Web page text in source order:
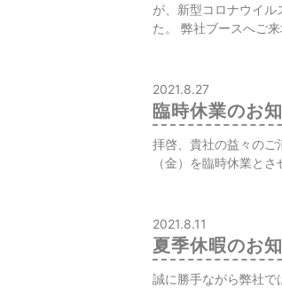
が、新型コロナウイ
た。 弊社ブースへご
2021.8.27
臨時休業のお
拝啓、貴社の益々のご
（金）を臨時休業と
2021.8.11
夏季休暇のお
誠に勝手ながら弊社で